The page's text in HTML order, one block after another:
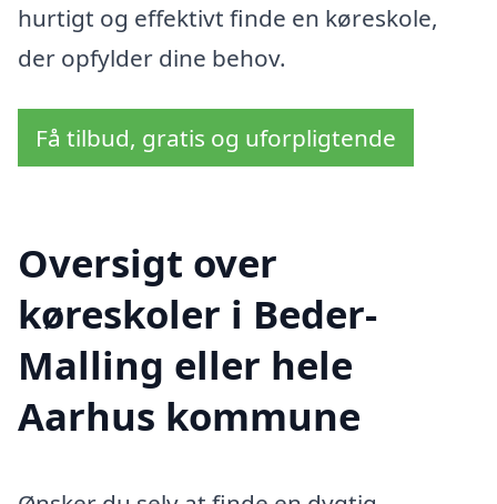
hurtigt og effektivt finde en køreskole,
der opfylder dine behov.
Få tilbud, gratis og uforpligtende
Oversigt over
køreskoler i Beder-
Malling eller hele
Aarhus kommune